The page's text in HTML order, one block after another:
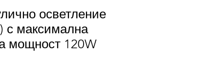
осветление
с максимална
мощност 120W